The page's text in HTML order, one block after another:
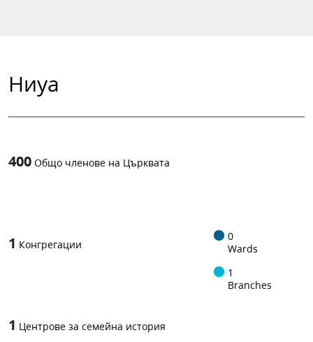
Ниуа
400 Общо членове на Църквата
1 Конгрегации
0
Wards
1
Branches
1 Центрове за семейна история